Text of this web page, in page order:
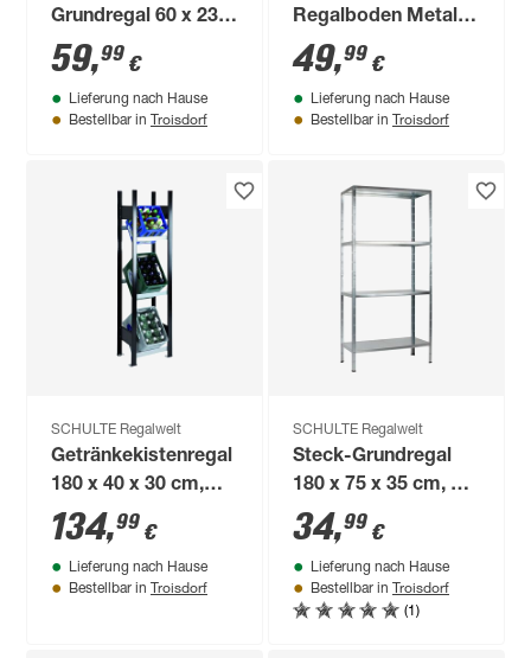
Grundregal 60 x 230
x 35 cm
59,99 €
Lieferung nach Hause
Bestellbar in Troisdorf
Regalboden Metall
120 x 50 cm
49,99 €
Lieferung nach Hause
Bestellbar in Troisdorf
SCHULTE Regalwelt
Getränkekistenregal
180 x 40 x 30 cm,
schwarz/silber
134,99 €
Lieferung nach Hause
Bestellbar in Troisdorf
SCHULTE Regalwelt
Steck-Grundregal
180 x 75 x 35 cm, 4
Böden, verzinkt,
Tragkraft 200 kg
34,99 €
Lieferung nach Hause
Bestellbar in Troisdorf
(1)